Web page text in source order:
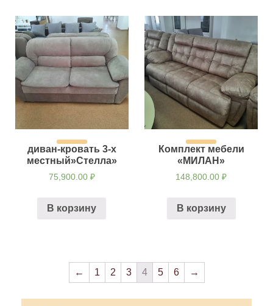
диван-кровать 3-х
местный»Стелла»
75,900.00 ₽
В корзину
Комплект мебели
«МИЛАН»
148,800.00₽
В корзину
← 1 2 3 4 5 6 →